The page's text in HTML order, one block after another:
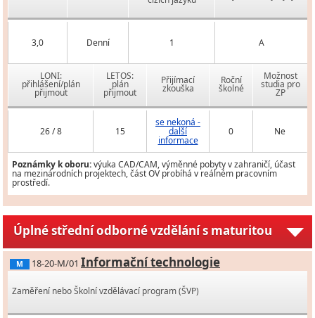
3,0 Denní 1 A
LONI:
přihlášení/plán
přijmout
LETOS:
plán
přijmout
Přijímací
zkouška
Roční
školné
Možnost
studia pro
ZP
26 / 8 15
se nekoná -
další
informace
0 Ne
Poznámky k oboru:výuka CAD/CAM, výměnné pobyty v zahraničí, účast
na mezinárodních projektech, část OV probíhá v reálném pracovním
prostředí.
Úplné střední odborné vzdělání s maturitou
M 18-20-M/01 Informační technologie
Zaměření nebo Školní vzdělávací program (ŠVP)